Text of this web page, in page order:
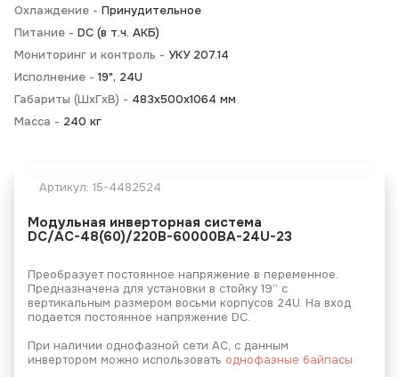
Охлаждение - Принудительное
Питание - DC (в т.ч. АКБ)
Мониторинг и контроль - УКУ 207.14
Исполнение - 19", 24U
Габариты (ШхГхВ) - 483х500х1064 мм
Масса - 240 кг
Артикул: 15-4482524
Модульная инверторная система
DC/AC-48(60)/220B-60000BA-24U-23
Преобразует постоянное напряжение в переменное.
Предназначена для установки в стойку 19” с
вертикальным размером восьми корпусов 24U. На вход
подается постоянное напряжение DC.
При наличии однофазной сети АС, с данным
инвертором можно использовать однофазные байпасы